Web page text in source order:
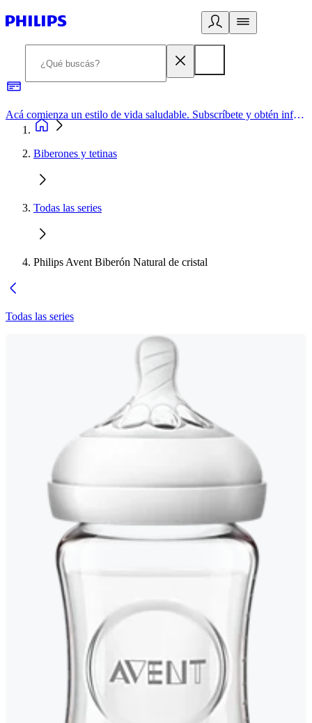
Acá comienza un estilo de vida saludable. Subscríbete y obtén información de primera mano
Biberones y tetinas
Todas las series
Philips Avent Biberón Natural de cristal
Todas las series